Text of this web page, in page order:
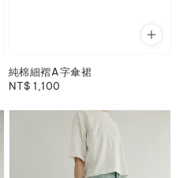
純棉細褶A字傘裙
Regular
NT$ 1,100